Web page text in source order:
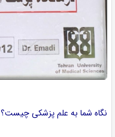
نگاه شما به علم پزشکی چیست؟